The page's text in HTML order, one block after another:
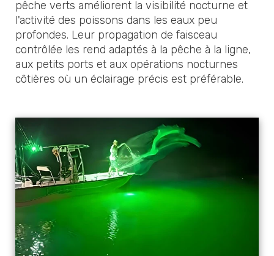
pêche verts améliorent la visibilité nocturne et
l'activité des poissons dans les eaux peu
profondes. Leur propagation de faisceau
contrôlée les rend adaptés à la pêche à la ligne,
aux petits ports et aux opérations nocturnes
côtières où un éclairage précis est préférable.